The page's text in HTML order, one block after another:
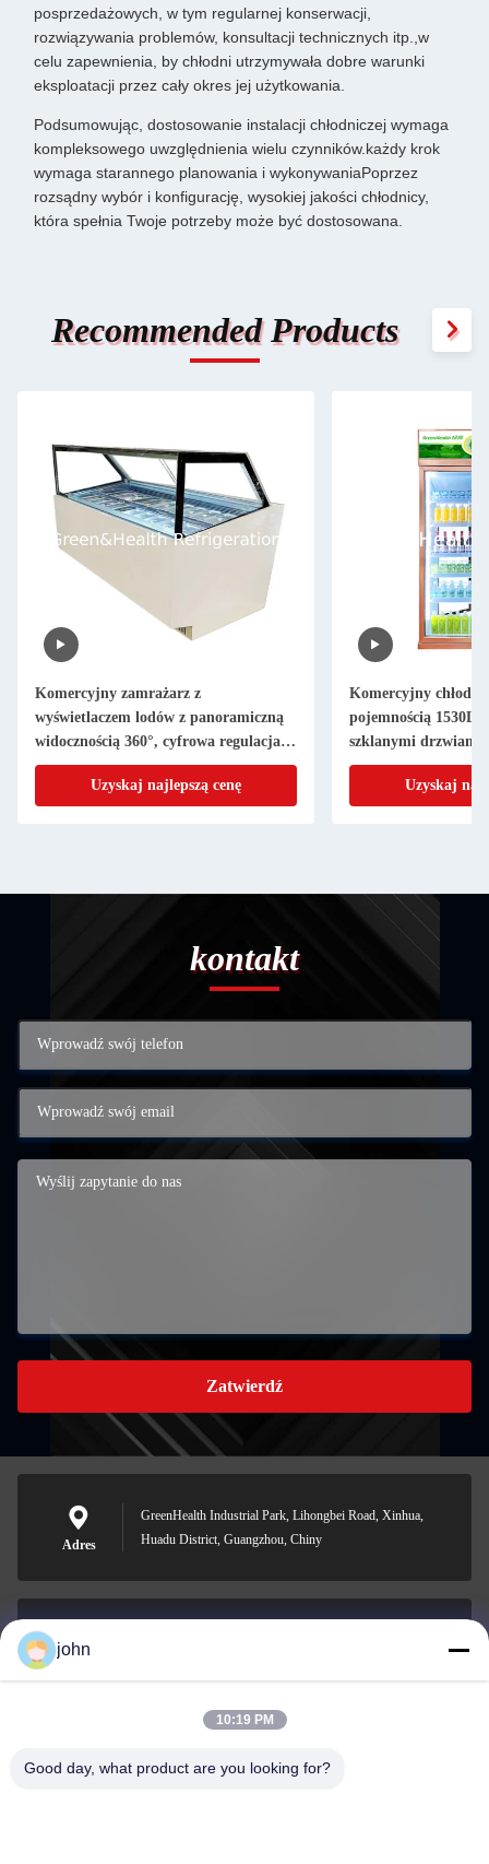
posprzedażowych, w tym regularnej konserwacji,
rozwiązywania problemów, konsultacji technicznych itp.,w
celu zapewnienia, by chłodni utrzymywała dobre warunki
eksploatacji przez cały okres jej użytkowania.
Podsumowując, dostosowanie instalacji chłodniczej wymaga
kompleksowego uwzględnienia wielu czynników.każdy krok
wymaga starannego planowania i wykonywaniaPoprzez
rozsądny wybór i konfigurację, wysokiej jakości chłodnicy,
która spełnia Twoje potrzeby może być dostosowana.
Recommended Products
Komercyjny zamrażarz z
wyświetlaczem lodów z panoramiczną
widocznością 360°, cyfrowa regulacja
temperatury i patelnie GN ze stali
nierdzewnejUzyskaj najlepszą cenę
Komercyjny
pojemnością 1530L,
szklanymi drzwiami
sterowaniem
Uzyskaj
kontakt
Zatwierdź
Adres
GreenHealth Industrial Park, Lihongbei Road, Xinhua,
Huadu District, Guangzhou, Chiny
0086-153-7406-6785
john
10:19 PM
Good day, what product are you looking for?